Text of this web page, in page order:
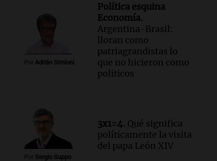
Por Adrián Simioni
Política esquina
Economía.
Argentina-Brasil:
lloran como
patriagrandistas lo
que no hicieron como
politicos
Por Sergio Suppo
3x1=4. Qué significa
políticamente la visita
del papa León XIV